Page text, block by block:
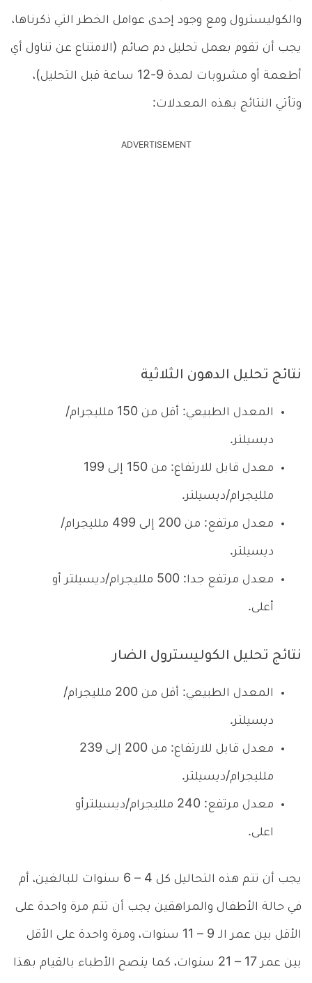
والكوليسترول ومع وجود إحدى عوامل الخطر التي ذكرناها،
يجب أن تقوم بعمل تحليل دم صائم (الامتناع عن تناول أي
أطعمة أو مشروبات لمدة 9-12 ساعة قبل التحليل)،
وتأتي النتائج بهذه المعدلات:
ADVERTISEMENT
نتائج تحليل الدهون الثلاثية
المعدل الطبيعي: أقل من 150 ملليجرام/
ديسيلتر.
معدل قابل للارتفاع: من 150 إلى 199
ملليجرام/ديسيلتر.
معدل مرتفع: من 200 إلى 499 ملليجرام/
ديسيلتر.
معدل مرتفع جدا: 500 ملليجرام/ديسيلتر أو
أعلى.
نتائج تحليل الكوليسترول الضار
المعدل الطبيعي: أقل من 200 ملليجرام/
ديسيلتر.
معدل قابل للارتفاع: من 200 إلى 239
ملليجرام/ديسيلتر.
معدل مرتفع: 240 ملليجرام/ديسيلترأو
اعلى.
يجب أن تتم هذه التحاليل كل 4 – 6 سنوات للبالغين، أم
في حالة الأطفال والمراهقين يجب أن تتم مرة واحدة على
الأقل بين عمر الـ 9 – 11 سنوات، ومرة واحدة على الأقل
بين عمر 17 – 21 سنوات، كما ينصح الأطباء بالقيام بهذا